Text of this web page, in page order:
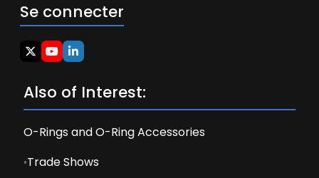
Se connecter
Also of Interest:
O-Rings and O-Ring Accessories
Trade Shows